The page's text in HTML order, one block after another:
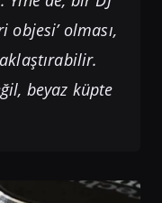
objesi’ olması,
beyaz küpte